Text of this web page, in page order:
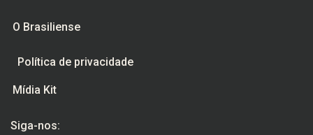
O Brasiliense
Política de privacidade
Mídia Kit
Siga-nos: